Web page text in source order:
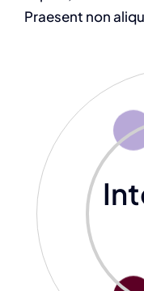
Praesent non